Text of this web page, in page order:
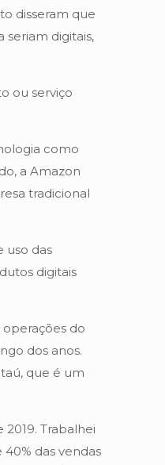
disseram que
seriam digitais,
ou serviço
como
a Amazon
tradicional
uso das
digitais
do
dos anos.
que é um
Trabalhei
das vendas